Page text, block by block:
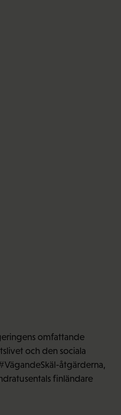
omfattande
och den sociala
åtgärderna,
finländare